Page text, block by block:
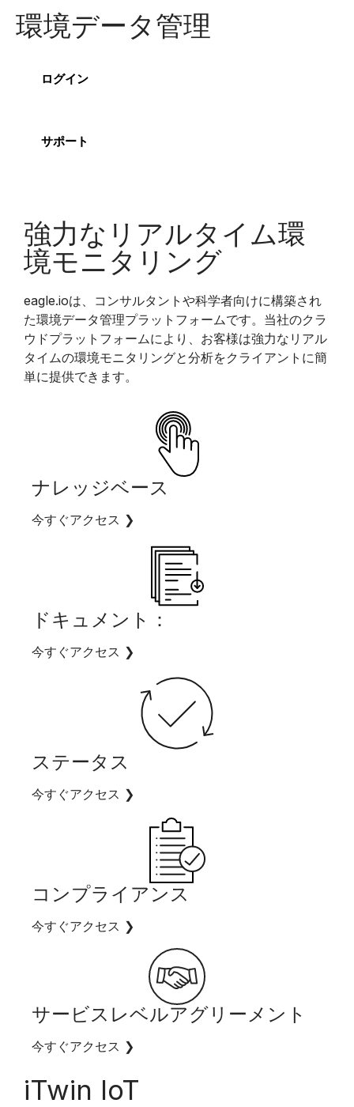
環境データ管理
ログイン
サポート
強力なリアルタイム環
境モニタリング
eagle.ioは、コンサルタントや科学者向けに構築され
た環境データ管理プラットフォームです。当社のクラ
ウドプラットフォームにより、お客様は強力なリアル
タイムの環境モニタリングと分析をクライアントに簡
単に提供できます。
ナレッジベース
今すぐアクセス ❯
ドキュメント：
今すぐアクセス ❯
ステータス
今すぐアクセス ❯
コンプライアンス
今すぐアクセス ❯
サービスレベルアグリーメント
今すぐアクセス ❯
iTwin IoT